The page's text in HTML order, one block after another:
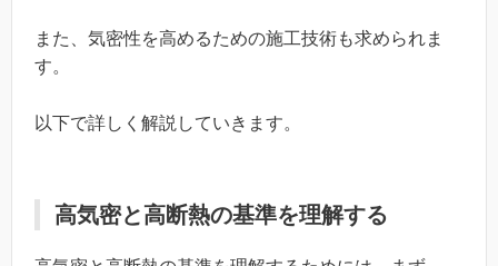
また、気密性を高めるための施工技術も求められま
す。
以下で詳しく解説していきます。
高気密と高断熱の基準を理解する